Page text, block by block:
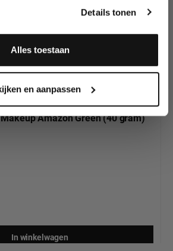
Details tonen
Alles toestaan
en aanpassen
Amazon Green (40 gram)
In winkelwagen
ik meld me aan